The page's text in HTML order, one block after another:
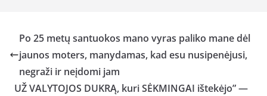
Po 25 metų santuokos mano vyras paliko mane dėl
jaunos moters, manydamas, kad esu nusipenėjusi,
negraži ir neįdomi jam
UŽ VALYTOJOS DUKRĄ, kuri SĖKMINGAI ištekėjo” —